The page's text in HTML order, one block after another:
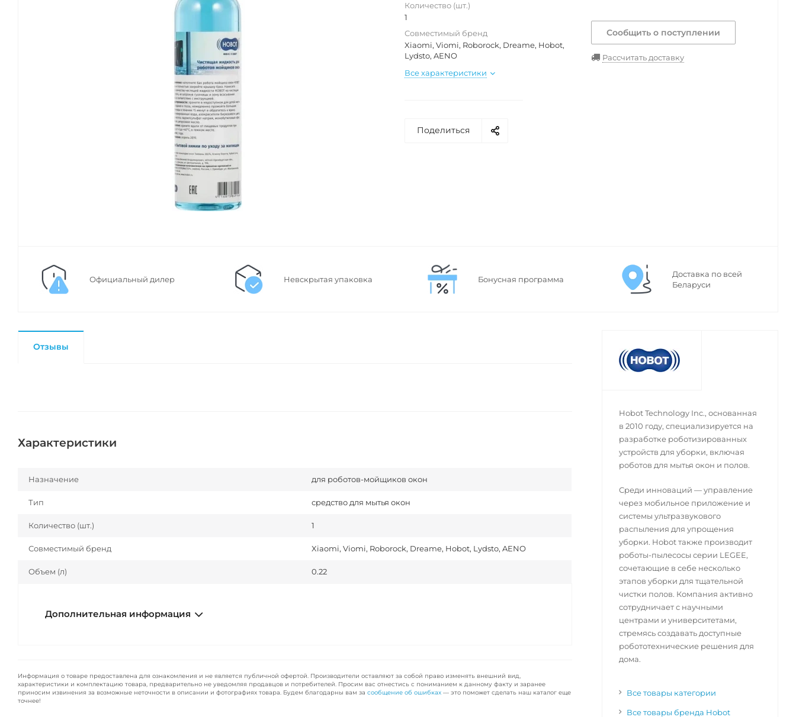
Количество (шт.)
1
Совместимый бренд
Xiaomi, Viomi, Roborock, Dreame, Hobot,
Lydsto, AENO
Все характеристики
Сообщить о поступлении
Рассчитать доставку
Поделиться
Официальный дилер Невскрытая упаковка Бонусная программа
Доставка по всей
Беларуси
Отзывы
Характеристики
Назначение для роботов-мойщиков окон
Тип средство для мытья окон
Количество (шт.) 1
Совместимый бренд Xiaomi, Viomi, Roborock, Dreame, Hobot, Lydsto, AENO
Объем (л) 0.22
Дополнительная информация
Информация о товаре предоставлена для ознакомления и не является публичной офертой. Производители оставляют за собой право изменять внешний вид,
характеристики и комплектацию товара, предварительно не уведомляя продавцов и потребителей. Просим вас отнестись с пониманием к данному факту и заранее
приносим извинения за возможные неточности в описании и фотографиях товара. Будем благодарны вам за сообщение об ошибках — это поможет сделать наш каталог еще
точнее!
Hobot Technology Inc., основанная
в 2010 году, специализируется на
разработке роботизированных
устройств для уборки, включая
роботов для мытья окон и полов.
Среди инноваций — управление
через мобильное приложение и
системы ультразвукового
распыления для упрощения
уборки. Hobot также производит
роботы-пылесосы серии LEGEE,
сочетающие в себе несколько
этапов уборки для тщательной
чистки полов. Компания активно
сотрудничает с научными
центрами и университетами,
стремясь создавать доступные
робототехнические решения для
дома​.
Все товары категории
Все товары бренда Hobot